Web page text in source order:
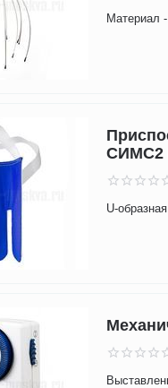
Материал
СИМС2
U-